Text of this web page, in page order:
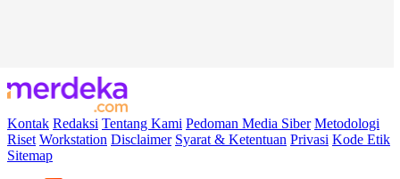
Kontak Redaksi Tentang Kami Pedoman Media Siber Metodologi
Riset Workstation Disclaimer Syarat & Ketentuan Privasi Kode Etik
Sitemap